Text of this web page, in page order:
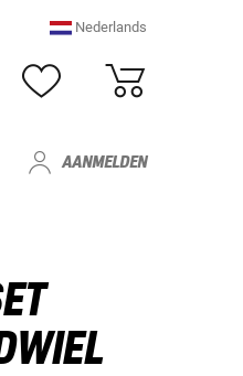
Nederlands
AANMELDEN